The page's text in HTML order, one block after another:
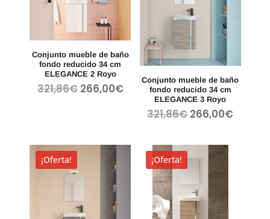
Conjunto mueble de baño
fondo reducido 34 cm
ELEGANCE 2 Royo
321,86€ El
266,00€El
precio
actual
Conjunto mueble de baño
fondo reducido 34 cm
ELEGANCE 3 Royo
321,86€ El
era:
321,86€.
266,00€
¡Oferta! ¡Oferta!